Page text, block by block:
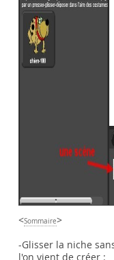
<Sommaire>
-Glisser la niche
l'on vient de créer :